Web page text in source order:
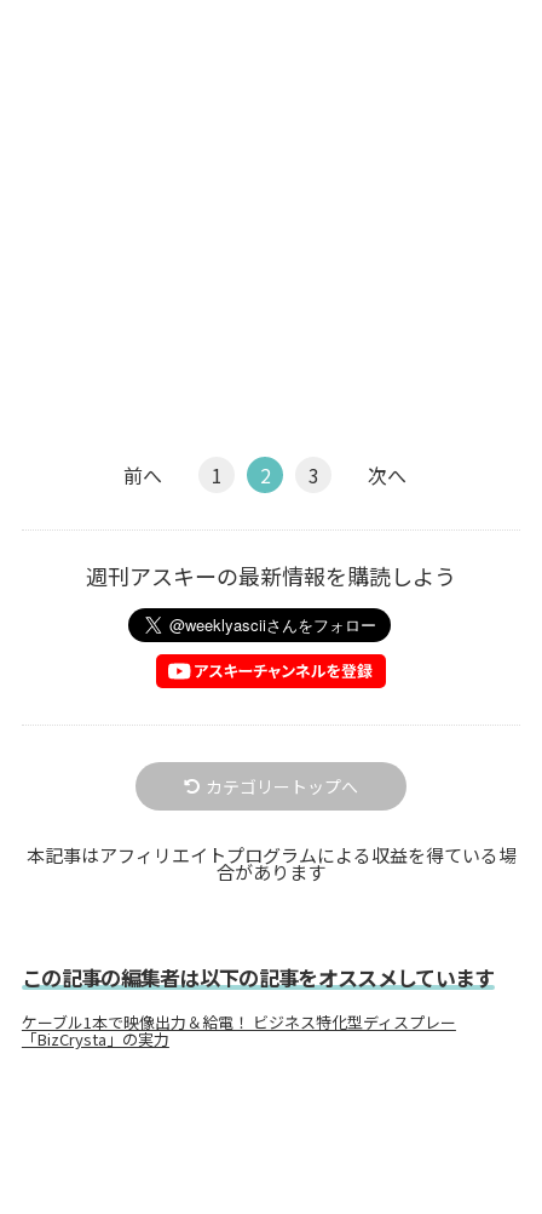
前へ 1 2 3 次へ
週刊アスキーの最新情報を購読しよう
カテゴリートップへ
本記事はアフィリエイトプログラムによる収益を得ている場
合があります
この記事の編集者は以下の記事をオススメしています
ケーブル1本で映像出力＆給電！ ビジネス特化型ディスプレー
「BizCrysta」の実力